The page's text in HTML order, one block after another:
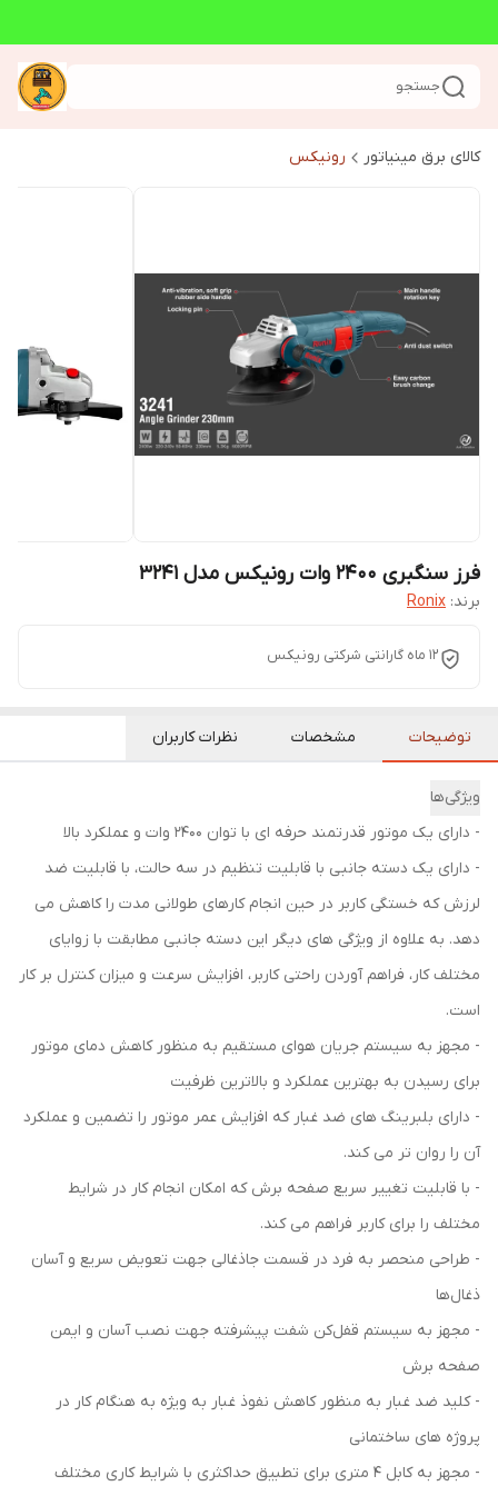
جستجو
کالای برق مینیاتور رونیکس
فرز سنگبری 2400 وات رونیکس مدل 3241
برند: Ronix
12 ماه گارانتی شرکتی رونیکس
توضیحات مشخصات نظرات کاربران
ویژگی‌ها
- دارای یک موتور قدرتمند حرفه ای با توان 2400 وات و عملکرد بالا
- دارای یک دسته جانبی با قابلیت تنظیم در سه حالت، با قابلیت ضد
لرزش که خستگی کاربر در حین انجام کارهای طولانی مدت را کاهش می
دهد. به علاوه از ویژگی های دیگر این دسته جانبی مطابقت با زوایای
مختلف کار، فراهم آوردن راحتی کاربر، افزایش سرعت و میزان کنترل بر کار
است.
- مجهز به سیستم جریان هوای مستقیم به منظور کاهش دمای موتور
برای رسیدن به بهترین عملکرد و بالاترین ظرفیت
- دارای بلبرینگ های ضد غبار که افزایش عمر موتور را تضمین و عملکرد
آن را روان تر می کند.
- با قابلیت تغییر سریع صفحه برش که امکان انجام کار در شرایط
مختلف را برای کاربر فراهم می کند.
- طراحی منحصر به فرد در قسمت جاذغالی جهت تعویض سریع و آسان
ذغال‌ها
- مجهز به سیستم قفل‌کن شفت پیشرفته جهت نصب آسان و ایمن
صفحه برش
- کلید ضد غبار به منظور کاهش نفوذ غبار به ویژه به هنگام کار در
پروژه های ساختمانی
- مجهز به کابل 4 متری برای تطبیق حداکثری با شرایط کاری مختلف